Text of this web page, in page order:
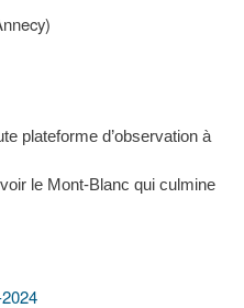
plateforme d’observation à
le Mont-Blanc qui culmine